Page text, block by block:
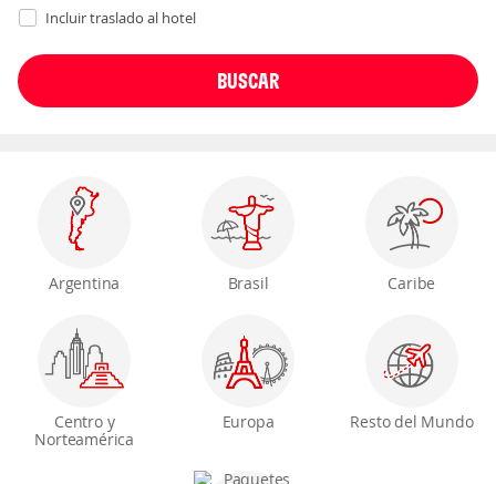
Incluir traslado al hotel
Argentina Brasil Caribe
Centro y
Norteamérica
Europa Resto del Mundo